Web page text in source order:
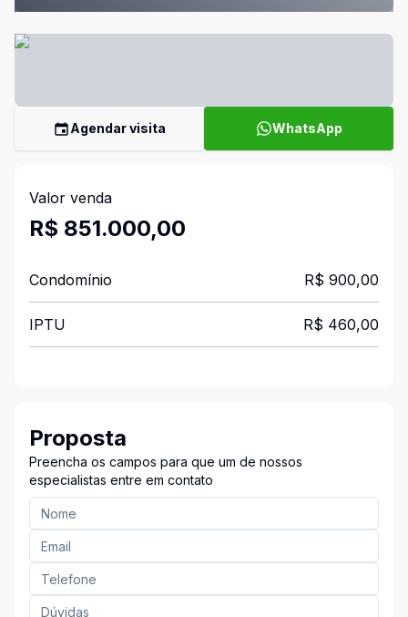
Agendar visita WhatsApp
Valor venda
R$ 851.000,00
Condomínio R$ 900,00
IPTU R$ 460,00
Proposta
Preencha os campos para que um de nossos
especialistas entre em contato